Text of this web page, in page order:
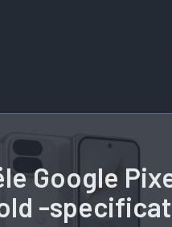
Google
-